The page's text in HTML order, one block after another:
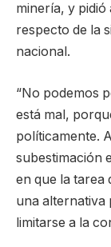
minería, y
respecto de la
nacional.
“No podemos
está mal,
políticamente.
subestimación
en que la tarea
una alternativa
limitarse a la